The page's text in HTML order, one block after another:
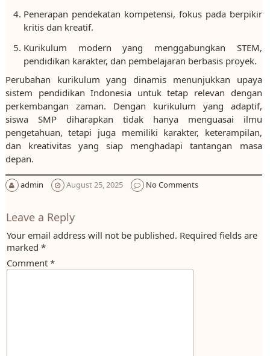
Penerapan pendekatan kompetensi, fokus pada berpikir
kritis dan kreatif.
Kurikulum modern yang menggabungkan STEM,
pendidikan karakter, dan pembelajaran berbasis proyek.
Perubahan kurikulum yang dinamis menunjukkan upaya
sistem pendidikan Indonesia untuk tetap relevan dengan
perkembangan zaman. Dengan kurikulum yang adaptif,
siswa SMP diharapkan tidak hanya menguasai ilmu
pengetahuan, tetapi juga memiliki karakter, keterampilan,
dan kreativitas yang siap menghadapi tantangan masa
depan.
admin August 25, 2025 No Comments
Leave a Reply
Your email address will not be published. Required fields are
marked *
Comment *